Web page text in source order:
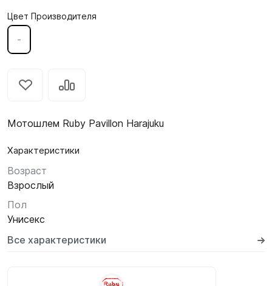
Цвет Производителя
-
Мотошлем Ruby Pavillon Harajuku
Характеристики
Возраст
Взрослый
Пол
Унисекс
Все характеристики